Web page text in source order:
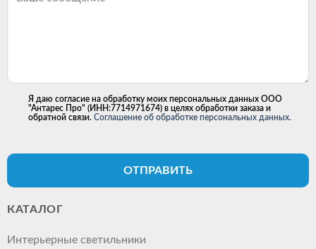
Я даю согласие на обработку моих персональных данных ООО
"Антарес Про" (ИНН:7714971674) в целях обработки заказа и
обратной связи. Соглашение об обработке персональных данных.
ОТПРАВИТЬ
КАТАЛОГ
Интерьерные светильники